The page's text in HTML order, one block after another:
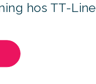
hos Temu
säsongens nyheter
hos TT-Line